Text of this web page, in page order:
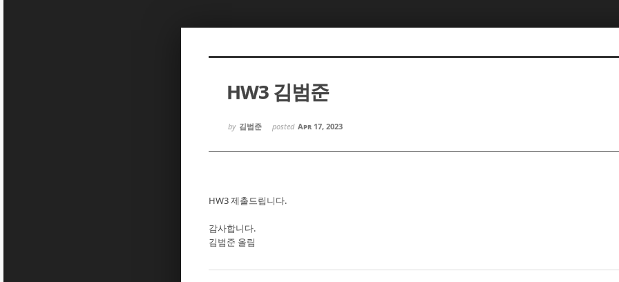
HW3 김범준
by 김범준 posted Apr 17, 2023
HW3 제출드립니다.
감사합니다.
김범준 올림
Sketchbook5, 스케치북5
Sketchbook5, 스케치북5
Sketchbook5, 스케치북5
Sketchbook5, 스케치북5